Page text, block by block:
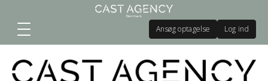
Ansøg optagelse Log ind